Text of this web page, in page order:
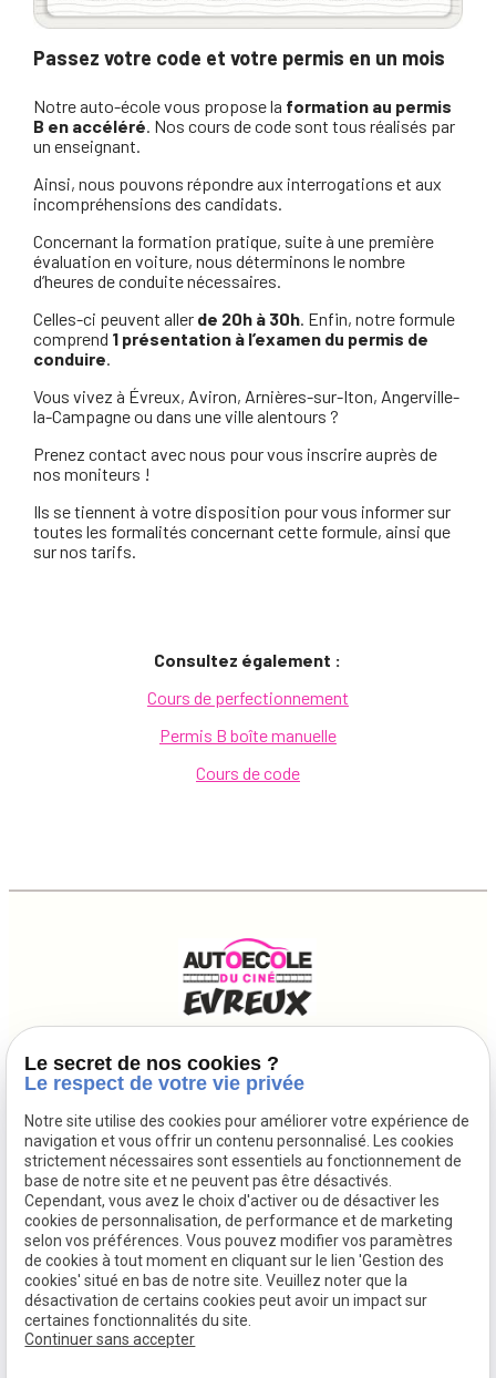
Passez votre code et votre permis en un mois
Notre auto-école vous propose la formation au permis
B en accéléré . Nos cours de code sont tous réalisés par
un enseignant.
Ainsi, nous pouvons répondre aux interrogations et aux
incompréhensions des candidats.
Concernant la formation pratique, suite à une première
évaluation en voiture, nous déterminons le nombre
d’heures de conduite nécessaires.
Celles-ci peuvent aller de 20h à 30h. Enfin, notre formule
comprend 1 présentation à l’examen du permis de
conduire
Vous vivez à Évreux, Aviron, Arnières-sur-Iton, Angerville-
la-Campagne ou dans une ville alentours ?
Prenez contact avec nous pour vous inscrire auprès de
nos moniteurs !
Ils se tiennent à votre disposition pour vous informer sur
toutes les formalités concernant cette formule, ainsi que
sur nos tarifs.
Consultez également :
Cours de perfectionnement
Permis B boîte manuelle
Cours de code
02 32 39 26 98
28 RUE DE L'HORLOGE - 27000 EVREUX
Agrément : E 22 027 0008 0
Plan du site
Mentions légales
Politique de confidentialité
Gestion des cookies
Le secret de nos cookies ?
Le respect de votre vie privée
Notre site utilise des cookies pour améliorer votre expérience de
navigation et vous offrir un contenu personnalisé. Les cookies
strictement nécessaires sont essentiels au fonctionnement de
base de notre site et ne peuvent pas être désactivés.
Cependant, vous avez le choix d'activer ou de désactiver les
cookies de personnalisation, de performance et de marketing
selon vos préférences. Vous pouvez modifier vos paramètres
de cookies à tout moment en cliquant sur le lien 'Gestion des
cookies' situé en bas de notre site. Veuillez noter que la
désactivation de certains cookies peut avoir un impact sur
certaines fonctionnalités du site.
Continuer sans accepter